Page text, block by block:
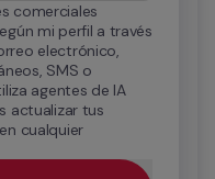
comerciales
mi perfil a través
electrónico,
SMS o
agentes de IA
actualizar tus
cualquier